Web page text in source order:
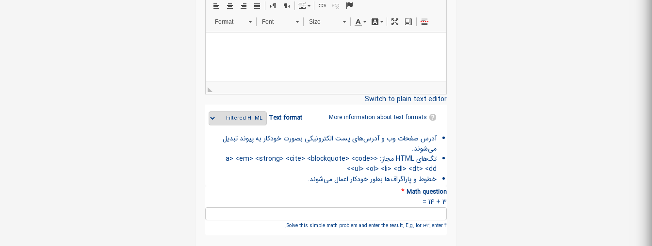
Format Font Size
Switch to plain text editor
More information about text formats
Text format
آدرس صفحات وب و آدرس‌های پست الکترونیکی بصورت خودکار به پیوند تبدیل
می‌شوند.
تگ‌های HTML مجاز: <a> <em> <strong> <cite> <blockquote> <code>
<ul> <ol> <li> <dl> <dt> <dd>
خطوط و پاراگراف‌ها بطور خودکار اعمال می‌شوند.
Math question
*
3 + 14 =
Solve this simple math problem and enter the result. E.g. for 1+3, enter 4.